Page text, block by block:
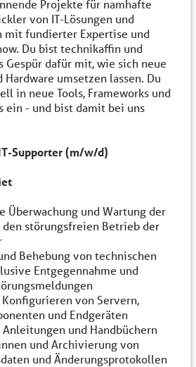
Projekte für namhafte
von IT-Lösungen und
mit fundierter Expertise und
Du bist technikaffin und
Gespür dafür mit, wie sich neue
Hardware umsetzen lassen. Du
in neue Tools, Frameworks und
ein - und bist damit bei uns
Supporter (m/w/d)
Überwachung und Wartung der
den störungsfreien Betrieb der
Behebung von technischen
Entgegennahme und
von Servern,
und Endgeräten
und Handbüchern
und Archivierung von
und Änderungsprotokollen